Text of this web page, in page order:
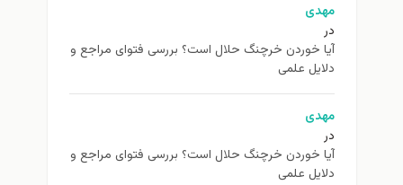
مهدی
در
آیا خوردن خرچنگ حلال است؟ بررسی فتوای مراجع و
دلایل علمی
مهدی
در
آیا خوردن خرچنگ حلال است؟ بررسی فتوای مراجع و
دلایل علمی